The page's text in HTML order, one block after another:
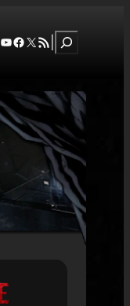
YouTube
Facebook
X RSS FeedSzukaj